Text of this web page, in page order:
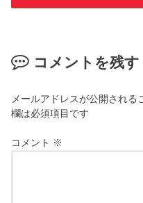
コメントを残す
メールアドレスが公開される
欄は必須項目です
コメント ※